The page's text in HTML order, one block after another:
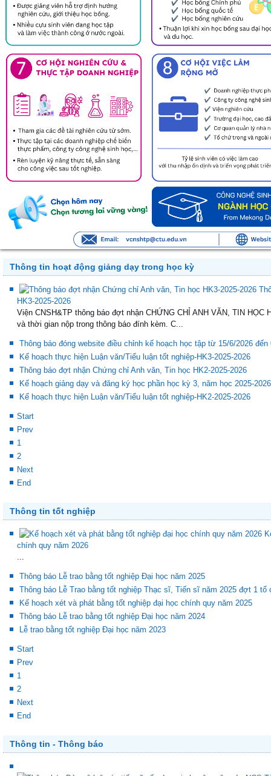
Thông tin hoạt động giảng dạy trong học kỳ
HK3-2025-2026
Viện CNSH&TP thông báo đợt nhận CHỨNG CHỈ ANH VĂN, TIN HỌC
Thông báo đóng website điều chỉnh kế hoạch học tập từ 15/6/2026 đến
Kế hoạch thực hiện Luận văn/Tiểu luận tốt nghiệp-HK3-2025-2026
Thông báo đợt nhận Chứng chỉ Anh văn, Tin học HK2-2025-2026
Kế hoạch giảng dạy và đăng ký học phần học kỳ 3, năm học 2025-2026
Start
Prev
1
2
Next
Thông tin tốt nghiệp
Thông báo Lễ trao bằng tốt nghiệp Đại học năm 2025
Thông báo Lễ Trao bằng tốt nghiệp Thạc sĩ, Tiến sĩ năm 2025 đợt 1 tổ
Kế hoạch xét và phát bằng tốt nghiệp đại học chính quy năm 2025
Thông báo Lễ trao bằng tốt nghiệp Đại học năm 2024
Start
Prev
1
2
Next
Thông tin - Thông báo